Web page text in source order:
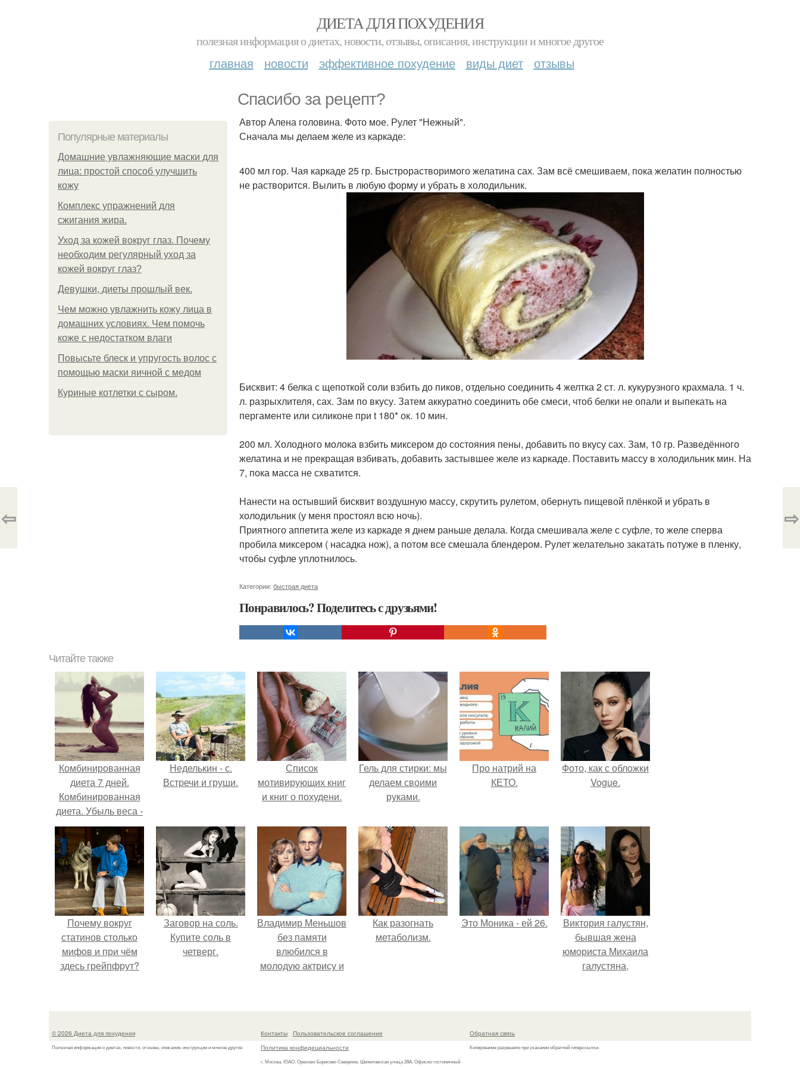
ДИЕТА ДЛЯ ПОХУДЕНИЯ
полезная информация о диетах, новости, отзывы, описания, инструкции и многое другое
главная новости эффективное похудение виды диет отзывы
Спасибо за рецепт?
Популярные материалы
Домашние увлажняющие маски для
лица: простой способ улучшить
кожу
Комплекс упражнений для
сжигания жира.
Уход за кожей вокруг глаз. Почему
необходим регулярный уход за
кожей вокруг глаз?
Девушки, диеты прошлый век.
Чем можно увлажнить кожу лица в
домашних условиях. Чем помочь
коже с недостатком влаги
Повысьте блеск и упругость волос с
помощью маски яичной с медом
Куриные котлетки с сыром.
Автор Алена головина. Фото мое. Рулет "Нежный".
Сначала мы делаем желе из каркаде:
400 мл гор. Чая каркаде 25 гр. Быстрорастворимого желатина сах. Зам всё смешиваем, пока желатин полностью
не растворится. Вылить в любую форму и убрать в холодильник.
Бисквит: 4 белка с щепоткой соли взбить до пиков, отдельно соединить 4 желтка 2 ст. л. кукурузного крахмала. 1 ч.
л. разрыхлителя, сах. Зам по вкусу. Затем аккуратно соединить обе смеси, чтоб белки не опали и выпекать на
пергаменте или силиконе при t 180* ок. 10 мин.
200 мл. Холодного молока взбить миксером до состояния пены, добавить по вкусу сах. Зам, 10 гр. Разведённого
желатина и не прекращая взбивать, добавить застывшее желе из каркаде. Поставить массу в холодильник мин. На
7, пока масса не схватится.
Нанести на остывший бисквит воздушную массу, скрутить рулетом, обернуть пищевой плёнкой и убрать в
холодильник (у меня простоял всю ночь).
Приятного аппетита желе из каркаде я днем раньше делала. Когда смешивала желе с суфле, то желе сперва
пробила миксером ( насадка нож), а потом все смешала блендером. Рулет желательно закатать потуже в пленку,
чтобы суфле уплотнилось.
Категории: быстрая диета
Понравилось? Поделитесь с друзьями!
⇦ ⇨
Читайте также
Комбинированная
диета 7 дней.
Комбинированная
диета. Убыль веса -
4-5 кг.
Неделькин - с.
Встречи и груши.
Список
мотивирующих книг
и книг о похудени.
Гель для стирки: мы
делаем своими
руками.
Про натрий на
КЕТО.
Фото, как с обложки
Vogue.
Почему вокруг
статинов столько
мифов и при чём
здесь грейпфрут?
Заговор на соль.
Купите соль в
четверг.
Владимир Меньшов
без памяти
влюбился в
молодую актрису и
неё.
Как разогнать
метаболизм.
Это Моника - ей 26.
Виктория галустян,
бывшая жена
юмориста Михаила
галустяна,
последствиях
© 2026 Диета для похудения
Полезная информация о диетах, новости, отзывы, описания, инструкции и многое другое
Контакты
Пользовательское соглашение
Политика конфидециальности
г. Москва, ЮАО, Орехово-Борисово Северное, Шипиловская улица 28А, Офисно-гостиничный
Обратная связь
Копирование разрешено при указании обратной гиперссылки.